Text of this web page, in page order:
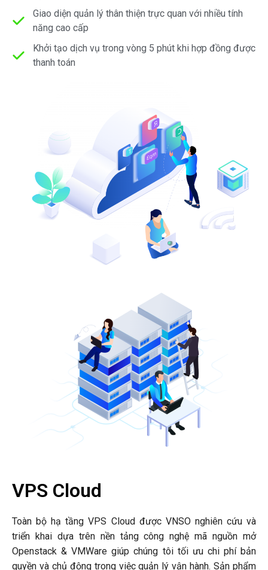
Giao diện quản lý thân thiện trực quan với nhiều tính
năng cao cấp
Khởi tạo dịch vụ trong vòng 5 phút khi hợp đồng được
thanh toán
VPS Cloud
Toàn bộ hạ tầng VPS Cloud được VNSO nghiên cứu và
triển khai dựa trên nền tảng công nghệ mã nguồn mở
Openstack & VMWare giúp chúng tôi tối ưu chi phí bản
quyền và chủ động trong việc quản lý vận hành. Sản phẩm